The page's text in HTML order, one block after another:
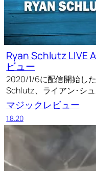
Ryan Schlutz LIVE
ビュー
2020/1/6に配信開始し
Schlutz、ライアン･シ
マジックレビュー
1.8.20